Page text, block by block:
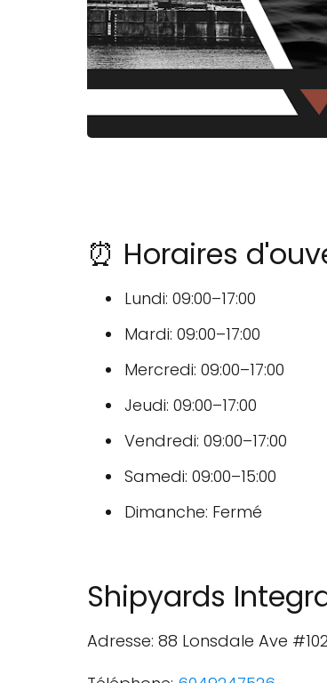
⏰ Horaires
Lundi: 09:00–17:00
Mardi: 09:00–17:00
Mercredi: 09:00–17:00
Jeudi: 09:00–17:00
Vendredi: 09:00–17:00
Samedi: 09:00–15:00
Dimanche: Fermé
Shipyards
Adresse: 88 Lonsdale Ave